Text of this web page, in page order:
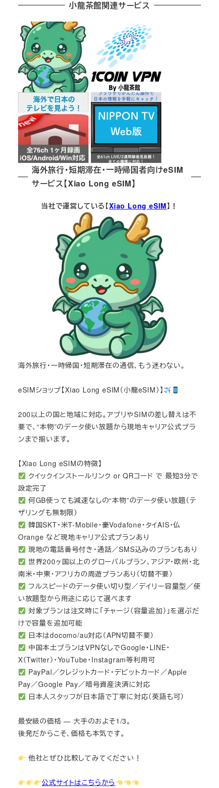
小龍茶館関連サービス
海外旅行・短期滞在・一時帰国者向けeSIM
サービス【Xiao Long eSIM】
当社で運営している【Xiao Long eSIM】！
海外旅行・一時帰国・短期滞在の通信、もう迷わない。
eSIMショップ【Xiao Long eSIM（小龍eSIM）】
200以上の国と地域に対応。アプリやSIMの差し替えは不
要で、“本物”のデータ使い放題から現地キャリア公式プラ
ンまで揃います。
【Xiao Long eSIMの特徴】
クイックインストールリンク or QRコード で 最短3分で
設定完了
何GB使っても減速なしの“本物”のデータ使い放題（テ
ザリングも無制限）
韓国SKT・米T-Mobile・豪Vodafone・タイAIS・仏
Orange など現地キャリア公式プランあり
現地の電話番号付き・通話／SMS込みのプランもあり
世界200ヶ国以上のグローバルプラン、アジア・欧州・北
南米・中東・アフリカの周遊プランあり（切替不要）
フルスピードのデータ使い切り型／デイリー容量型／使
い放題型から用途に応じて選べます
対象プランは注文時に「チャージ（容量追加）」を選ぶだ
けで容量を追加可能
日本はdocomo/au対応（APN切替不要）
中国本土プランはVPNなしでGoogle・LINE・
X（Twitter）・YouTube・Instagram等利用可
PayPal／クレジットカード・デビットカード／Apple
Pay／Google Pay／暗号資産決済に対応
日本人スタッフが日本語で丁寧に対応（英語も可）
最安級の価格 — 大手のおよそ1/3。
後発だからこそ、価格も本気です。
他社とぜひ比較してみてください！
公式サイトはこちらから